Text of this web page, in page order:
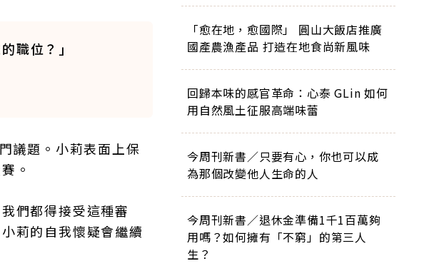
職位？」
議題。小莉表面上保
。
們都得接受這種審
莉的自我懷疑會繼續
「愈在地，愈國際」 圓山大飯店推廣
國產農漁產品 打造在地食尚新風味
回歸本味的感官革命：心泰 GLin 如何
用自然風土征服高端味蕾
今周刊新書／只要有心，你也可以成
為那個改變他人生命的人
今周刊新書／退休金準備1千1百萬夠
用嗎？如何擁有「不窮」的第三人
生？